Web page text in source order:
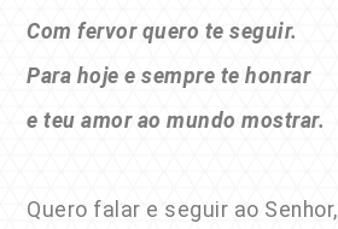
Com fervor quero te seguir.
Para hoje e sempre te honrar
e teu amor ao mundo mostrar.
Quero falar e seguir ao Senhor,